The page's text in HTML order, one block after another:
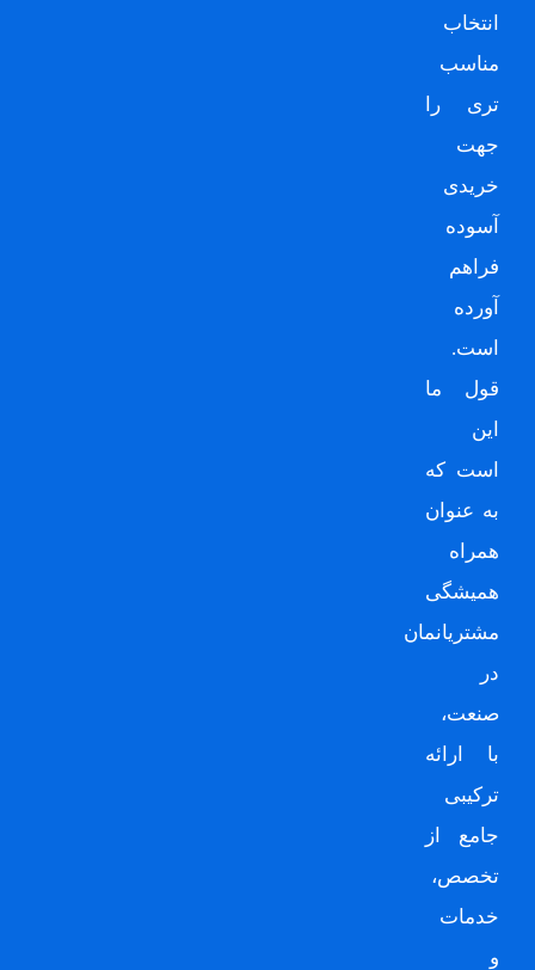
انتخاب
مناسب
تری را
جهت
خریدی
آسوده
فراهم
آورده
است.
قول ما
این
است که
به عنوان
همراه
همیشگی
مشتریانمان
در
صنعت،
با ارائه
ترکیبی
جامع از
تخصص،
خدمات
و